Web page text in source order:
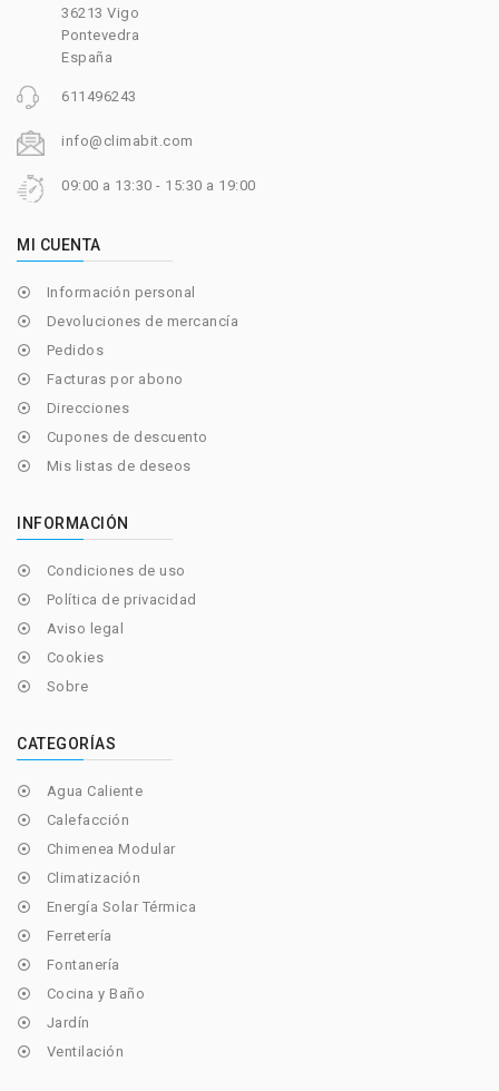
36213 Vigo
Pontevedra
España
611496243
info@climabit.com
09:00 a 13:30 - 15:30 a 19:00
MI CUENTA
 Información personal
 Devoluciones de mercancía
 Pedidos
 Facturas por abono
 Direcciones
 Cupones de descuento
 Mis listas de deseos
INFORMACIÓN
 Condiciones de uso
 Política de privacidad
 Aviso legal
 Cookies
 Sobre
CATEGORÍAS
 Agua Caliente
 Calefacción
 Chimenea Modular
 Climatización
 Energía Solar Térmica
 Ferretería
 Fontanería
 Cocina y Baño
 Jardín
 Ventilación